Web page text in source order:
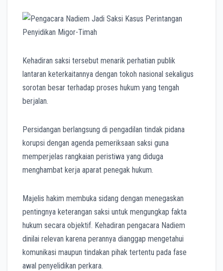
k
p
m
e
Kehadiran saksi tersebut menarik perhatian publik
lantaran keterkaitannya dengan tokoh nasional sekaligus
sorotan besar terhadap proses hukum yang tengah
berjalan.
Persidangan berlangsung di pengadilan tindak pidana
korupsi dengan agenda pemeriksaan saksi guna
memperjelas rangkaian peristiwa yang diduga
menghambat kerja aparat penegak hukum.
Majelis hakim membuka sidang dengan menegaskan
pentingnya keterangan saksi untuk mengungkap fakta
hukum secara objektif. Kehadiran pengacara Nadiem
dinilai relevan karena perannya dianggap mengetahui
komunikasi maupun tindakan pihak tertentu pada fase
awal penyelidikan perkara.